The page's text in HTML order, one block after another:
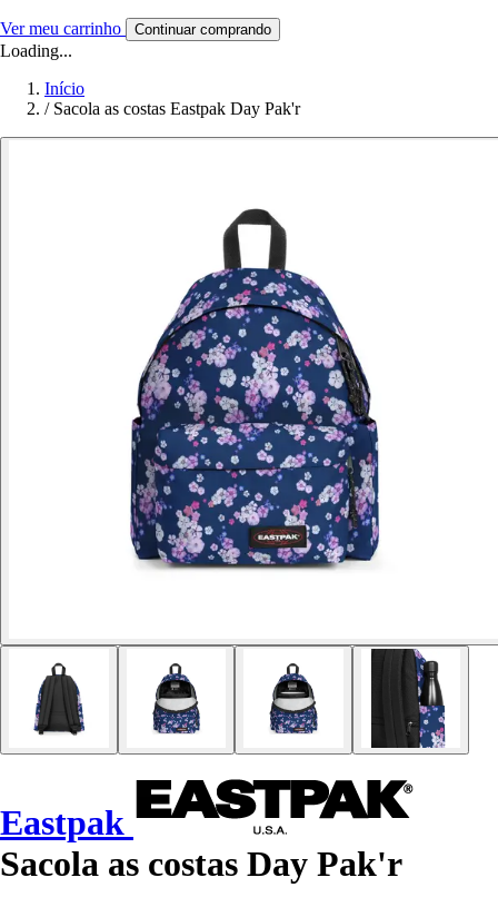
Ver meu carrinho Continuar comprando
Loading...
Início
/ Sacola as costas Eastpak Day Pak'r
Eastpak
Sacola as costas Day Pak'r